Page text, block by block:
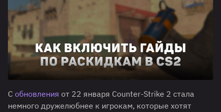
С обновления от 22 января Counter-Strike 2 стала
немного дружелюбнее к игрокам, которые хотят